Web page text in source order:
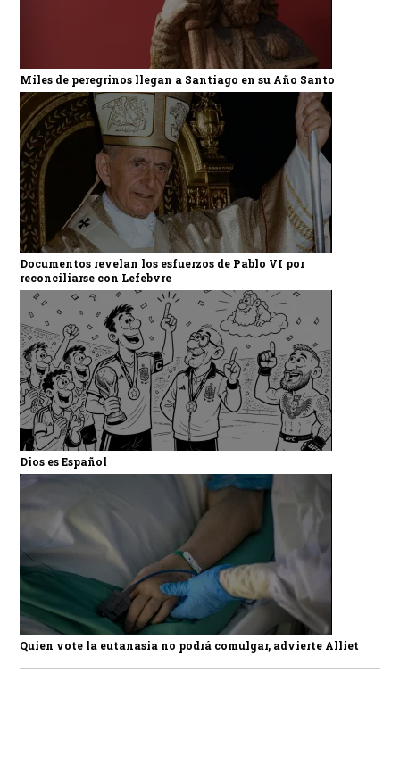
Miles de peregrinos llegan a Santiago en su Año Santo
Documentos revelan los esfuerzos de Pablo VI por
reconciliarse con Lefebvre
Dios es Español
Quien vote la eutanasia no podrá comulgar, advierte Alliet